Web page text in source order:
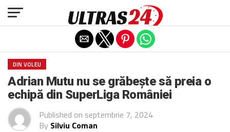
DIN VOLEU
Adrian Mutu nu se grăbește să preia o
echipă din SuperLiga României
Published on septembrie 7, 2024
By Silviu Coman
Exit mobile version